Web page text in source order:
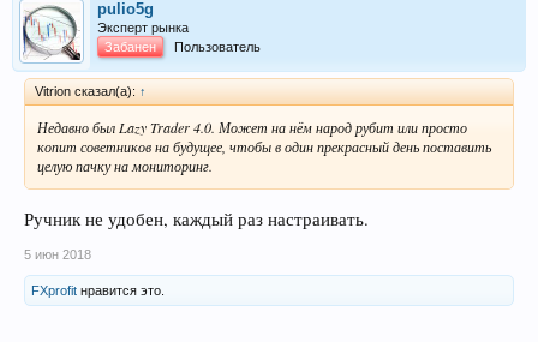
pulio5g
Эксперт рынка
Забанен
Пользователь
Vitrion сказал(а): ↑
Недавно был Lazy Trader 4.0. Может на нём народ рубит или просто
копит советников на будущее, чтобы в один прекрасный день поставить
целую пачку на мониторинг.
Ручник не удобен, каждый раз настраивать.
5 июн 2018
FXprofit нравится это.